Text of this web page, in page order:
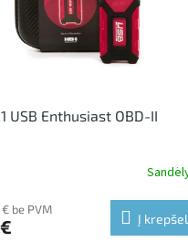
USB Enthusiast OBD-II
be PVM
Į